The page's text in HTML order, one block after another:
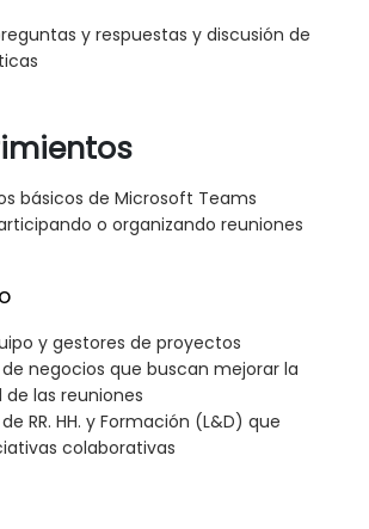
y respuestas y discusión de
básicos de Microsoft Teams
o organizando reuniones
y gestores de proyectos
negocios que buscan mejorar la
las reuniones
RR. HH. y Formación (L&D) que
colaborativas